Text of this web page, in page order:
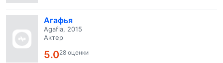
Агафья
Agafia, 2015
Актер
5.028 оценки